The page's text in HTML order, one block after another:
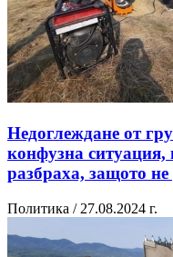
Недоглеждане от
конфузна ситуация,
разбраха, защото не
Политика / 27.08.2024 г.